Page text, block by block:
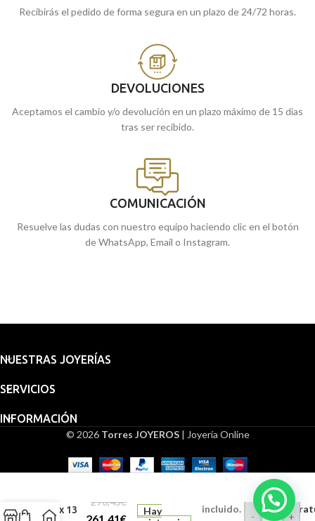
Recibirás el pedido de forma segura en un plazo de 24/72 horas.
DEVOLUCIONES
Aceptamos el cambio y/o devolución en un plazo máximo de 15 días
tras ser recibido.
COMUNICACIÓN
Resuelve las dudas con nuestro equipo haciendo clic en el botón
de WhatsApp, Email o Instagram.
NUESTRAS JOYERÍAS
SERVICIOS
INFORMACIÓN
© 2026 Torres JOYEROS| Joyería Online
Medalla
Virgen
21 x 13
290,45€
Hay
Embalaje
incluido.
- +
Grabado